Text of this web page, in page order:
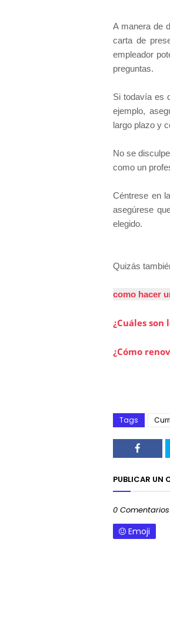
A manera de
carta de
empleador
preguntas.
Si todavía es
ejemplo,
largo plazo y
No se
como un
Céntrese en
asegúrese
elegido.
Quizás
como hacer
¿Cuáles son
¿Cómo
Tags
PUBLICAR UN
0 Comentarios
Emoji